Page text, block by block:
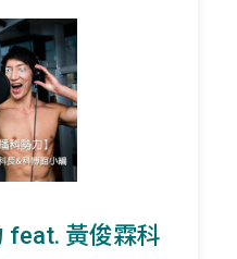
feat. 黃俊霖科